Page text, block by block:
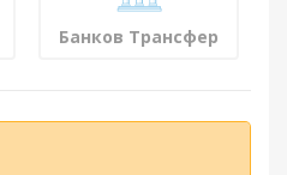
Банков Трансфер